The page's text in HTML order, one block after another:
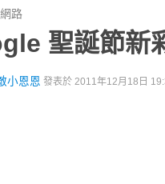
路
聖誕節新
小恩恩 發表於 2011年12月18日